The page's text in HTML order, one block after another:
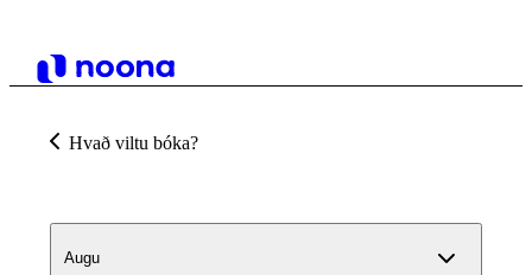
Hvað viltu bóka?
Augu